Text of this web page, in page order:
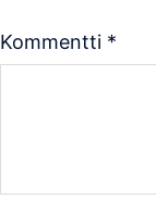
Kommentti *